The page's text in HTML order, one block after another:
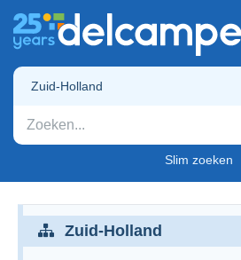
Zuid-Holland
Slim zoeken
Zuid-Holland